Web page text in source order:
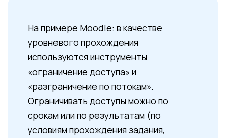
На примере Moodle: в качестве
уровневого прохождения
используются инструменты
«ограничение доступа» и
«разграничение по потокам».
Ограничивать доступы можно по
срокам или по результатам (по
условиям прохождения задания,